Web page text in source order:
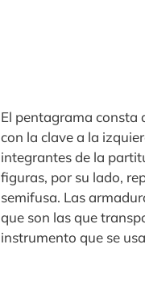
El pentagrama consta
con la clave a la
integrantes de la
figuras, por su lado,
semifusa. Las
que son las que
instrumento que se